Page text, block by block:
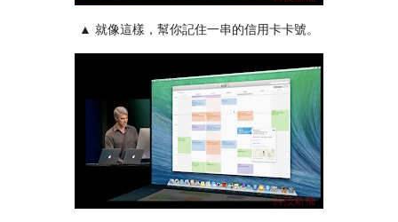
▲ 就像這樣，幫你記住一串的信用卡卡號。